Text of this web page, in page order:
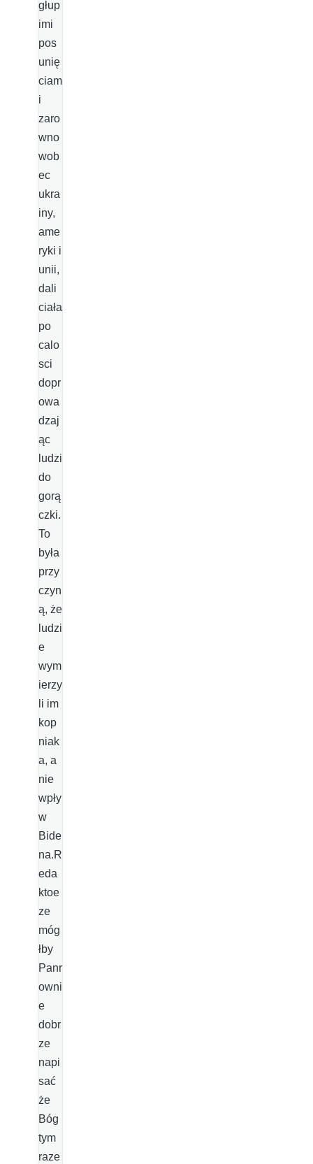
głup
imi
pos
unię
ciam
i
zaro
wno
wob
ec
ukra
iny,
ame
ryki i
unii,
dali
ciała
po
calo
sci
dopr
owa
dzaj
ąc
ludzi
do
gorą
czki.
To
była
przy
czyn
ą, że
ludzi
e
wym
ierzy
li im
kop
niak
a, a
nie
wpły
w
Bide
na.R
eda
ktoe
ze
móg
łby
Panr
owni
e
dobr
ze
napi
sać
że
Bóg
tym
raze